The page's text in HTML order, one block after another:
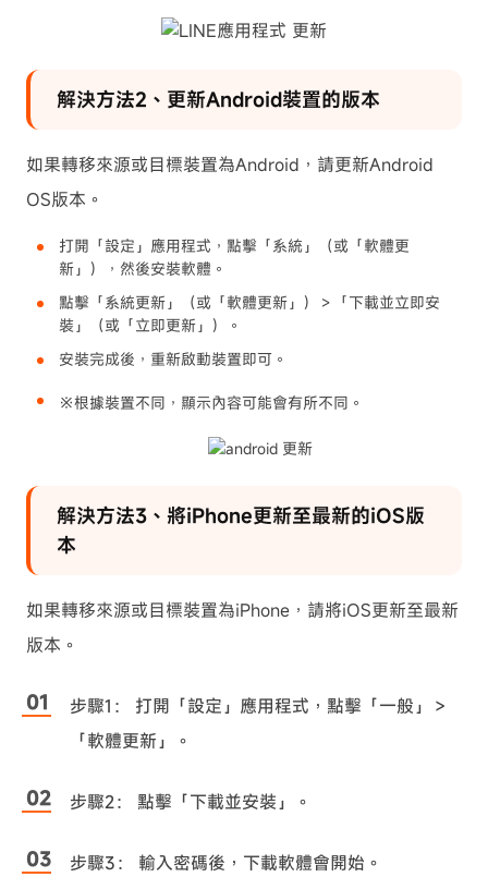
解決方法2、更新Android裝置的版本
如果轉移來源或目標裝置為Android，請更新Android
OS版本。
打開「設定」應用程式，點擊「系統」（或「軟體更
新」），然後安裝軟體。
點擊「系統更新」（或「軟體更新」）＞「下載並立即安
裝」（或「立即更新」）。
安裝完成後，重新啟動裝置即可。
※根據裝置不同，顯示內容可能會有所不同。
解決方法3、將iPhone更新至最新的iOS版
本
如果轉移來源或目標裝置為iPhone，請將iOS更新至最新
版本。
步驟1： 打開「設定」應用程式，點擊「一般」＞
「軟體更新」。
步驟2： 點擊「下載並安裝」。
步驟3： 輸入密碼後，下載軟體會開始。